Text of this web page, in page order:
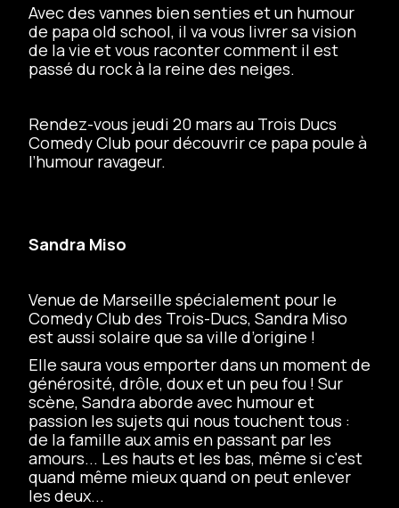
Avec des vannes bien senties et un humour
de papa old school, il va vous livrer sa vision
de la vie et vous raconter comment il est
passé du rock à la reine des neiges.
Rendez-vous jeudi 20 mars au Trois Ducs
Comedy Club pour découvrir ce papa poule à
l’humour ravageur.
Sandra Miso
Venue de Marseille spécialement pour le
Comedy Club des Trois-Ducs, Sandra Miso
est aussi solaire que sa ville d’origine !
Elle saura vous emporter dans un moment de
générosité, drôle, doux et un peu fou ! Sur
scène, Sandra aborde avec humour et
passion les sujets qui nous touchent tous :
de la famille aux amis en passant par les
amours... Les hauts et les bas, même si c'est
quand même mieux quand on peut enlever
les deux...